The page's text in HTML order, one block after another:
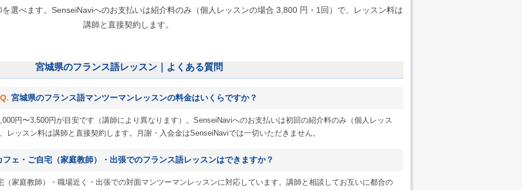
選べます。SenseiNaviへのお支払いは紹介料のみ（個人レッスンの場合 3,800 円・1回）で、レッスン料は
講師と直接契約します。
宮城県のフランス語レッスン｜よくある質問
宮城県のフランス語マンツーマンレッスンの料金はいくらですか？
円〜3,500円が目安です（講師により異なります）。SenseiNaviへのお支払いは初回の紹介料のみ（個人レッス
レッスン料は講師と直接契約します。月謝・入会金はSenseiNaviでは一切いただきません。
フェ・ご自宅（家庭教師）・出張でのフランス語レッスンはできますか？
（家庭教師）・職場近く・出張での対面マンツーマンレッスンに対応しています。講師と相談してお互いに都合の